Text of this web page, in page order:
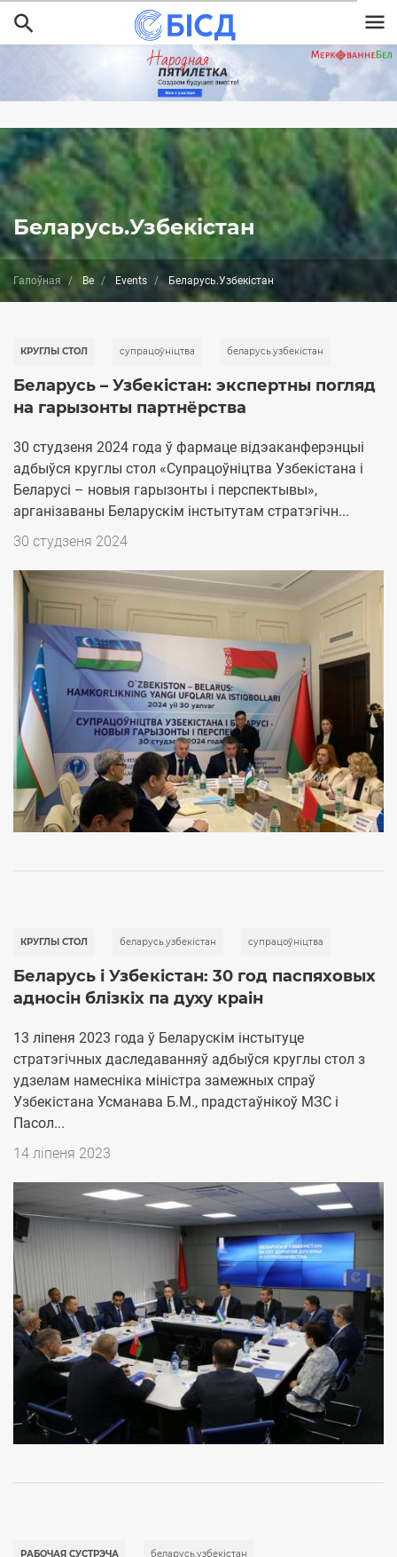
Перайсці
да
асноўнага
змесціва
Беларусь.Узбекістан
Галоўная Be Events Беларусь.Узбекістан
КРУГЛЫ СТОЛ супрацоўніцтва беларусь.узбекістан
Беларусь – Узбекістан: экспертны погляд
на гарызонты партнёрства
30 студзеня 2024 года ў фармаце відэаканферэнцыі
адбыўся круглы стол «Супрацоўніцтва Узбекістана і
Беларусі – новыя гарызонты і перспектывы»,
арганізаваны Беларускім інстытутам стратэгічн...
Дата
30 студзеня 2024
КРУГЛЫ СТОЛ беларусь.узбекістан супрацоўніцтва
Беларусь і Узбекістан: 30 год паспяховых
адносін блізкіх па духу краін
13 ліпеня 2023 года ў Беларускім інстытуце
стратэгічных даследаванняў адбыўся круглы стол з
удзелам намесніка міністра замежных спраў
Узбекістана Усманава Б.М., прадстаўнікоў МЗС і
Пасол...
Дата
14 ліпеня 2023
РАБОЧАЯ СУСТРЭЧА беларусь.узбекістан